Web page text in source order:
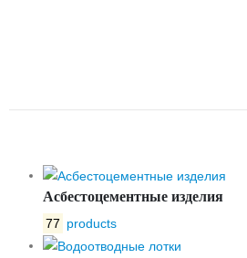
Асбестоцементные изделия
77 products